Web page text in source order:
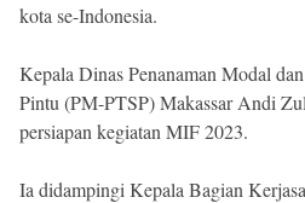
kota se-Indonesia.
Kepala Dinas Penanaman Modal
Pintu (PM-PTSP) Makassar Andi
persiapan kegiatan MIF 2023.
Ia didampingi Kepala Bagian